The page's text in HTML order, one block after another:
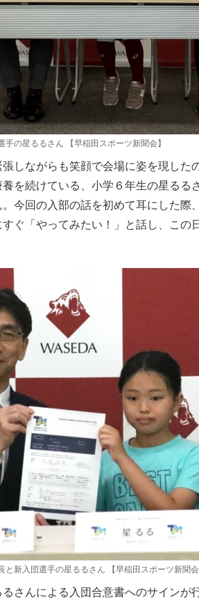
の星るるさん 【早稲田スポーツ新聞会】
しながらも笑顔で会場に姿を現した
を続けている、小学６年生の星るる
今回の入部の話を初めて耳にした際
ぐ「やってみたい！」と話し、この
新入団選手の星るるさん 【早稲田スポーツ新聞会
さんによる入団合意書へのサインが